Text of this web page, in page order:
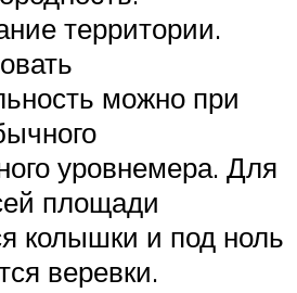
территории.
можно при
уровнемера. Для
площади
колышки и под ноль
веревки.